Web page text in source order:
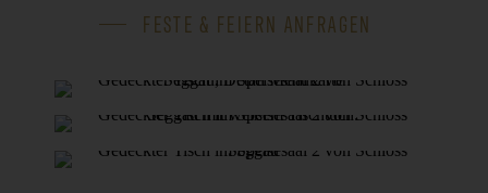
FESTE & FEIERN ANFRAGEN